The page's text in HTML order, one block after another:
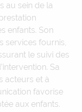
au sein de la
enfants. Son
services fournis,
le suivi des
Sa
acteurs et à
favorise
aux enfants.